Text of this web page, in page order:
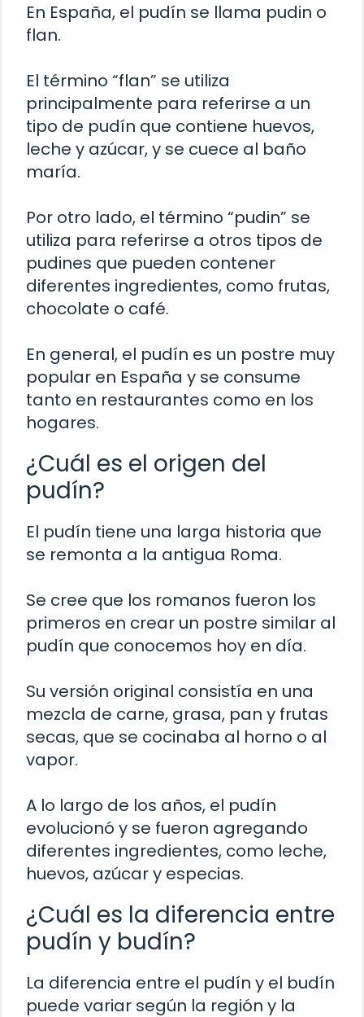
En España, el pudín se llama pudin o
flan.
El término “flan” se utiliza
principalmente para referirse a un
tipo de pudín que contiene huevos,
leche y azúcar, y se cuece al baño
maría.
Por otro lado, el término “pudin” se
utiliza para referirse a otros tipos de
pudines que pueden contener
diferentes ingredientes, como frutas,
chocolate o café.
En general, el pudín es un postre muy
popular en España y se consume
tanto en restaurantes como en los
hogares.
¿Cuál es el origen del
pudín?
El pudín tiene una larga historia que
se remonta a la antigua Roma.
Se cree que los romanos fueron los
primeros en crear un postre similar al
pudín que conocemos hoy en día.
Su versión original consistía en una
mezcla de carne, grasa, pan y frutas
secas, que se cocinaba al horno o al
vapor.
A lo largo de los años, el pudín
evolucionó y se fueron agregando
diferentes ingredientes, como leche,
huevos, azúcar y especias.
¿Cuál es la diferencia entre
pudín y budín?
La diferencia entre el pudín y el budín
puede variar según la región y la